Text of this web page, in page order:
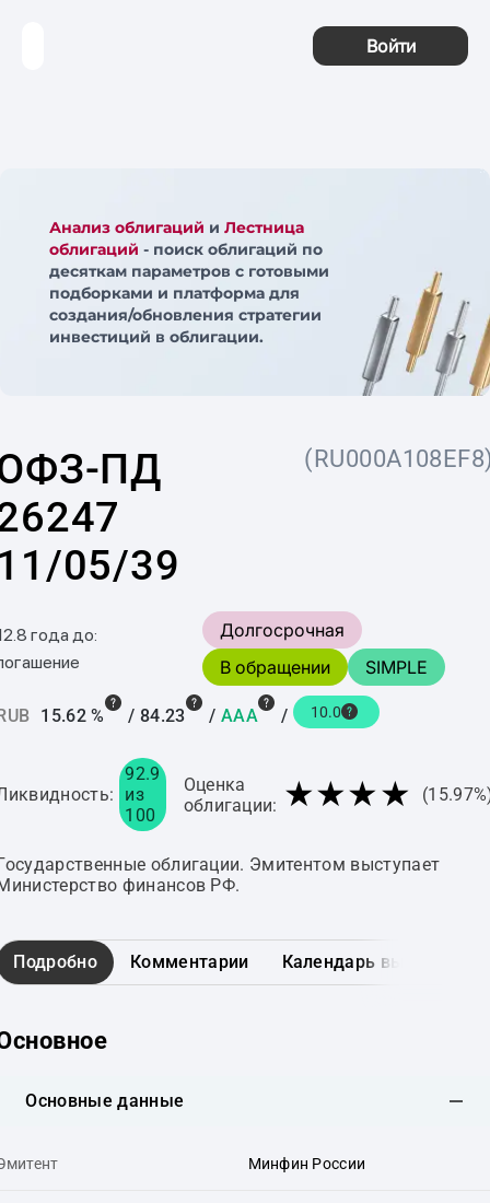
Войти
Анализ облигаций и Лестница
облигаций - поиск облигаций по
десяткам параметров с готовыми
подборками и платформа для
создания/обновления стратегии
инвестиций в облигации.
ПД
05/39
года до:
Долгосрочная
В обращении
SIMPLE
15.62 % / 84.23 / AAA / 10.0
92.9
из
100
Оценка
облигации: ★★★★
облигации. Эмитентом выступает
финансов РФ.
Подробно Комментарии Календарь выплат
Основные данные
Минфин России